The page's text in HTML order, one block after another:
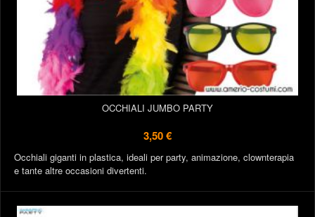
OCCHIALI JUMBO PARTY
3,50 €
Occhiali giganti in plastica, ideali per party, animazione, clownterapia
e tante altre occasioni divertenti.